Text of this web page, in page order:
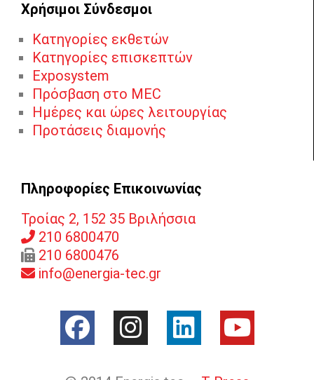
Χρήσιμοι Σύνδεσμοι
Κατηγορίες εκθετών
Κατηγορίες επισκεπτών
Exposystem
Πρόσβαση στο MEC
Ημέρες και ώρες λειτουργίας
Προτάσεις διαμονής
Πληροφορίες Επικοινωνίας
Τροίας 2, 152 35 Βριλήσσια
210 6800470
210 6800476
info@energia-tec.gr